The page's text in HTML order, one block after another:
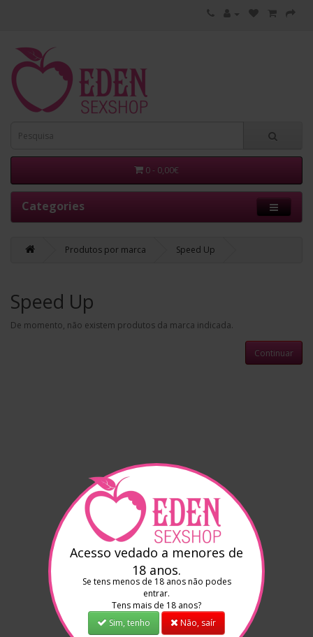
0 - 0,00€
Categories
Produtos por marca Speed Up
Speed Up
De momento, não existem produtos da marca indicada.
Continuar
Acesso vedado a menores de
18 anos.
Se tens menos de 18 anos não podes
entrar.
Tens mais de 18 anos?
Sim, tenho
Não, saír